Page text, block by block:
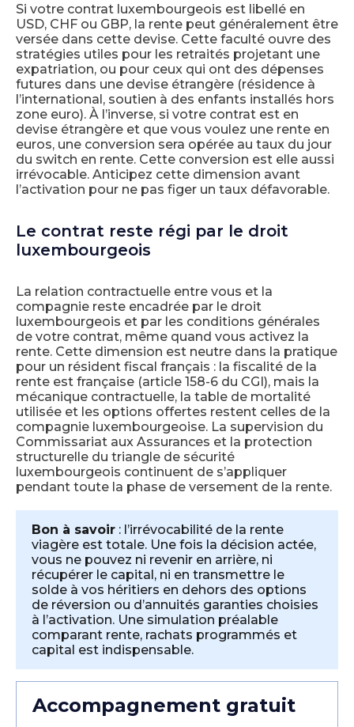
Si votre contrat luxembourgeois est libellé en
USD, CHF ou GBP, la rente peut généralement être
versée dans cette devise. Cette faculté ouvre des
stratégies utiles pour les retraités projetant une
expatriation, ou pour ceux qui ont des dépenses
futures dans une devise étrangère (résidence à
l’international, soutien à des enfants installés hors
zone euro). À l’inverse, si votre contrat est en
devise étrangère et que vous voulez une rente en
euros, une conversion sera opérée au taux du jour
du switch en rente. Cette conversion est elle aussi
irrévocable. Anticipez cette dimension avant
l’activation pour ne pas figer un taux défavorable.
Le contrat reste régi par le droit
luxembourgeois
La relation contractuelle entre vous et la
compagnie reste encadrée par le droit
luxembourgeois et par les conditions générales
de votre contrat, même quand vous activez la
rente. Cette dimension est neutre dans la pratique
pour un résident fiscal français : la fiscalité de la
rente est française (article 158-6 du CGI), mais la
mécanique contractuelle, la table de mortalité
utilisée et les options offertes restent celles de la
compagnie luxembourgeoise. La supervision du
Commissariat aux Assurances et la protection
structurelle du triangle de sécurité
luxembourgeois continuent de s’appliquer
pendant toute la phase de versement de la rente.
Bon à savoir : l’irrévocabilité de la rente
viagère est totale. Une fois la décision actée,
vous ne pouvez ni revenir en arrière, ni
récupérer le capital, ni en transmettre le
solde à vos héritiers en dehors des options
de réversion ou d’annuités garanties choisies
à l’activation. Une simulation préalable
comparant rente, rachats programmés et
capital est indispensable.
Accompagnement gratuit